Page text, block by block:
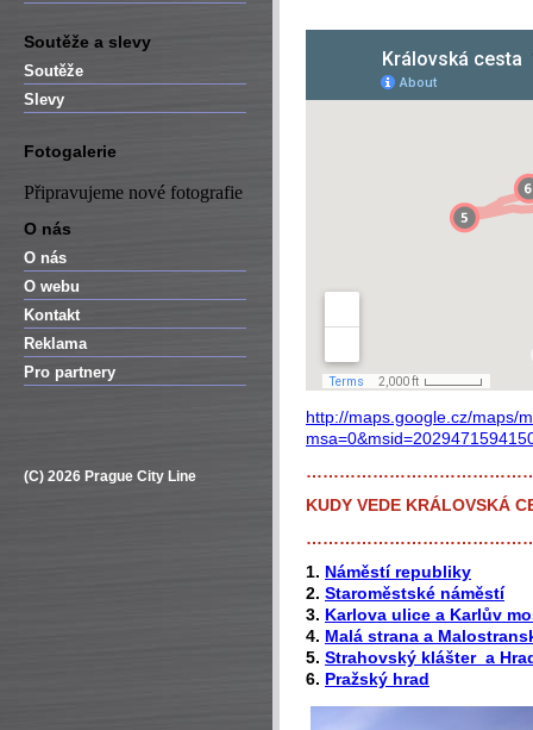
Soutěže a slevy
Soutěže
Slevy
Fotogalerie
Připravujeme nové fotografie
O nás
O nás
O webu
Kontakt
Reklama
Pro partnery
(C) 2026 Prague City Line
http://maps.google.cz/maps/
KUDY VEDE KRÁLOVSKÁ
1. Náměstí republiky
2. Staroměstské náměstí
3. Karlova ulice a Karlův
4. Malá strana a
5. Strahovský klášter a
6. Pražský hrad